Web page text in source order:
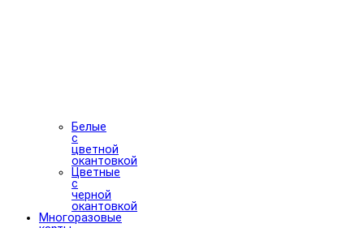
Белые
с
цветной
окантовкой
Цветные
с
черной
окантовкой
Многоразовые